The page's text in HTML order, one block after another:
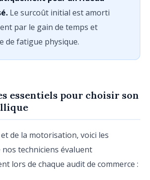
Le surcoût initial est amorti
par le gain de temps et
de fatigue physique.
essentiels pour choisir son
de la motorisation, voici les
techniciens évaluent
lors de chaque audit de commerce :